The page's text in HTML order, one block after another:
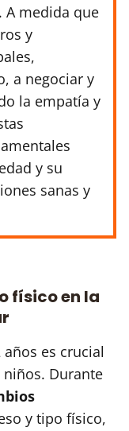
A medida que
y
a negociar y
la empatía y
y su
sanas y
físico en la
es crucial
Durante
y tipo físico,